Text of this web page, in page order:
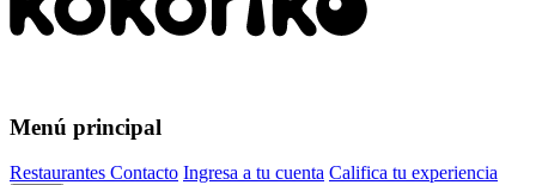
Menú principal
Restaurantes Contacto Ingresa a tu cuenta Califica tu experiencia